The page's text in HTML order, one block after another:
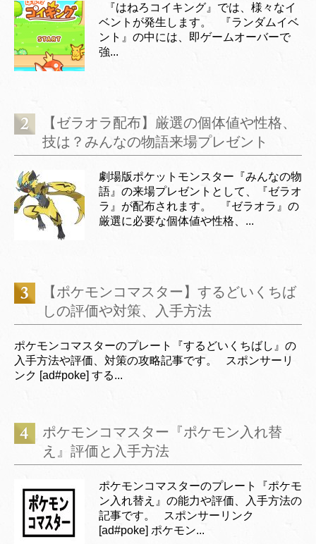
『はねろコイキング』では、様々なイ
ベントが発生します。 『ランダムイベ
ント』の中には、即ゲームオーバーで
強...
【ゼラオラ配布】厳選の個体値や性格、
技は？みんなの物語来場プレゼント
劇場版ポケットモンスター『みんなの物
語』の来場プレゼントとして、『ゼラオ
ラ』が配布されます。 『ゼラオラ』の
厳選に必要な個体値や性格、...
【ポケモンコマスター】するどいくちば
しの評価や対策、入手方法
ポケモンコマスターのプレート『するどいくちばし』の
入手方法や評価、対策の攻略記事です。 スポンサーリ
ンク [ad#poke] する...
ポケモンコマスター『ポケモン入れ替
え』評価と入手方法
ポケモンコマスターのプレート『ポケモ
ン入れ替え』の能力や評価、入手方法の
記事です。 スポンサーリンク
[ad#poke] ポケモン...